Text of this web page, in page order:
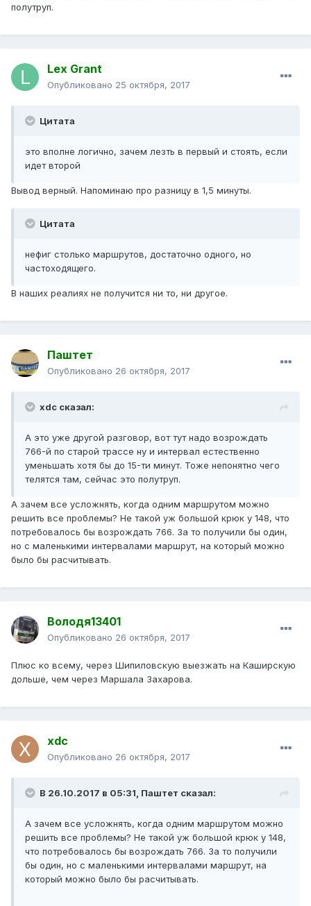
полутруп.
Lex Grant
Опубликовано 25 октября, 2017
Цитата
это вполне логично, зачем лезть в первый и стоять, если
идет второй
Вывод верный. Напоминаю про разницу в 1,5 минуты.
Цитата
нефиг столько маршрутов, достаточно одного, но
частоходящего.
В наших реалиях не получится ни то, ни другое.
Паштет
Опубликовано 26 октября, 2017
xdc сказал:
А это уже другой разговор, вот тут надо возрождать
766-й по старой трассе ну и интервал естественно
уменьшать хотя бы до 15-ти минут. Тоже непонятно чего
телятся там, сейчас это полутруп.
А зачем все усложнять, когда одним маршрутом можно
решить все проблемы? Не такой уж большой крюк у 148, что
потребовалось бы возрождать 766. За то получили бы один,
но с маленькими интервалами маршрут, на который можно
было бы расчитывать.
Володя13401
Опубликовано 26 октября, 2017
Плюс ко всему, через Шипиловскую выезжать на Каширскую
дольше, чем через Маршала Захарова.
xdc
Опубликовано 26 октября, 2017
В 26.10.2017 в 05:31, Паштет сказал:
А зачем все усложнять, когда одним маршрутом можно
решить все проблемы? Не такой уж большой крюк у 148,
что потребовалось бы возрождать 766. За то получили
бы один, но с маленькими интервалами маршрут, на
который можно было бы расчитывать.